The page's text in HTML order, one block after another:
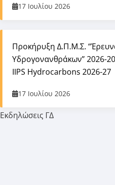
Εκδηλώσεις ΓΔ
17 Ιουλίου 2026
Προκήρυξη Δ.Π.Μ.Σ.
Υδρογονανθράκων” 2026-
IIPS Hydrocarbons 2026-27
17 Ιουλίου 2026